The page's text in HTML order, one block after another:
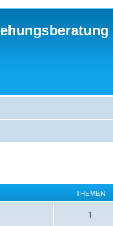
THEMEN
1